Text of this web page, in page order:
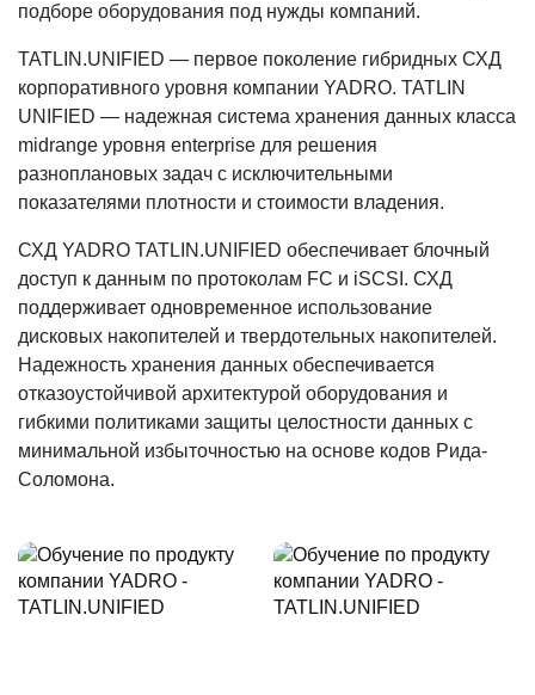
подборе оборудования под нужды компаний.
TATLIN.UNIFIED — первое поколение гибридных СХД
корпоративного уровня компании YADRO. TATLIN
UNIFIED — надежная система хранения данных класса
midrange уровня enterprise для решения
разноплановых задач с исключительными
показателями плотности и стоимости владения.
СХД YADRO TATLIN.UNIFIED обеспечивает блочный
доступ к данным по протоколам FC и iSCSI. СХД
поддерживает одновременное использование
дисковых накопителей и твердотельных накопителей.
Надежность хранения данных обеспечивается
отказоустойчивой архитектурой оборудования и
гибкими политиками защиты целостности данных с
минимальной избыточностью на основе кодов Рида-
Соломона.